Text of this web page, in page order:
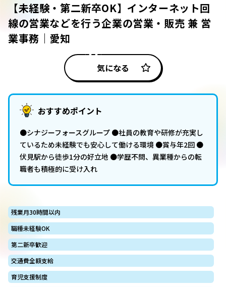
【未経験・第二新卒OK】インターネット回
線の営業などを行う企業の営業・販売 兼 営
業事務｜愛知
気になる
おすすめポイント
●シナジーフォースグループ ●社員の教育や研修が充実し
ているため未経験でも安心して働ける環境 ●賞与年2回 ●
伏見駅から徒歩1分の好立地 ●学歴不問、異業種からの転
職者も積極的に受け入れ
残業月30時間以内
職種未経験OK
第二新卒歓迎
交通費全額支給
育児支援制度